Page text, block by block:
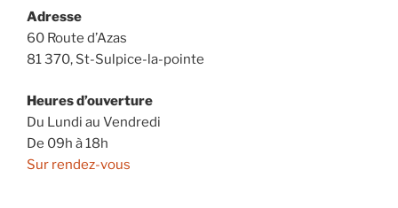
Adresse
60 Route d’Azas
81 370, St-Sulpice-la-pointe
Heures d’ouverture
Du Lundi au Vendredi
De 09h à 18h
Sur rendez-vous